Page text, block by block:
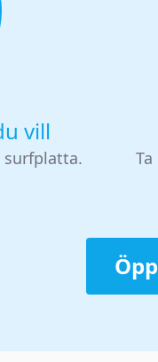
vill
surfplatta.